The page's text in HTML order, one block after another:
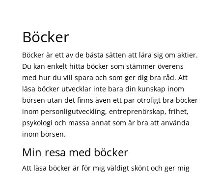
Böcker
Böcker är ett av de bästa sätten att lära sig om aktier.
Du kan enkelt hitta böcker som stämmer överens
med hur du vill spara och som ger dig bra råd. Att
läsa böcker utvecklar inte bara din kunskap inom
börsen utan det finns även ett par otroligt bra böcker
inom personligutveckling, entreprenörskap, frihet,
psykologi och massa annat som är bra att använda
inom börsen.
Min resa med böcker
Att läsa böcker är för mig väldigt skönt och ger mig